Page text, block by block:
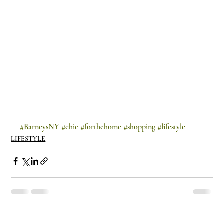
#BarneysNY #chic #forthehome #shopping #lifestyle
LIFESTYLE